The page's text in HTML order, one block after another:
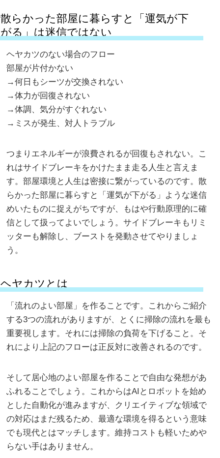
散らかった部屋に暮らすと「運気が下
がる」は迷信ではない
ヘヤカツのない場合のフロー
部屋が片付かない
→何日もシーツが交換されない
→体力が回復されない
→体調、気分がすぐれない
→ミスが発生、対人トラブル
つまりエネルギーが浪費されるが回復もされない。こ
れはサイドブレーキをかけたまま走る人生と言えま
す。部屋環境と人生は密接に繋がっているのです。散
らかった部屋に暮らすと「運気が下がる」ような迷信
めいたものに捉えがちですが、もはや行動原理的に確
信として扱ってよいでしょう。サイドブレーキもリミ
ッターも解除し、ブーストを発動させてやりましょ
う。
ヘヤカツとは
「流れのよい部屋」を作ることです。これからご紹介
する3つの流れがありますが、とくに掃除の流れを最も
重要視します。それには掃除の負荷を下げること。そ
れにより上記のフローは正反対に改善されるのです。
そして居心地のよい部屋を作ることで自由な発想があ
ふれることでしょう。これからはAIとロボットを始め
とした自動化が進みますが、クリエイティブな領域で
の対応はまだ残るため、最適な環境を得るという意味
でも現代とはマッチします。維持コストも軽いためや
らない手はありません。